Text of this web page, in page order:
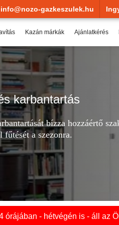
info@nozo-gazkeszulek.hu
Kazán márkák Ajánlatkérés
karbantartás
bízza hozzáértő
a szezonra.
órájában - hétvégén is - áll az